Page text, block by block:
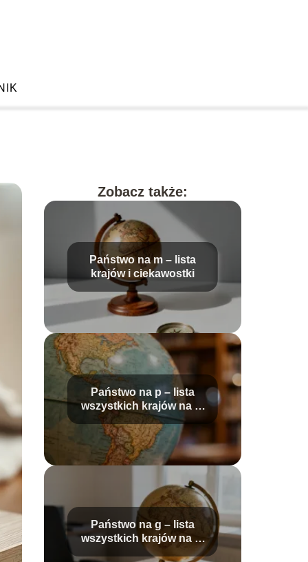
Zobacz także:
Państwo na m – lista
krajów i ciekawostki
Państwo na p – lista
wszystkich krajów na tę
literę
Państwo na g – lista
wszystkich krajów na tę
literę